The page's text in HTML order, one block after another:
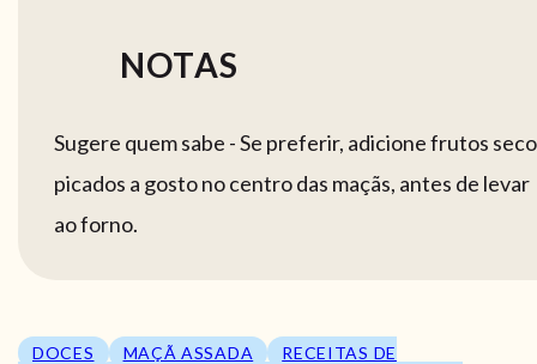
NOTAS
Sugere quem sabe - Se preferir, adicione frutos
picados a gosto no centro das maçãs, antes de levar
ao forno.
DOCES MAÇÃ ASSADA
RECEITAS DE